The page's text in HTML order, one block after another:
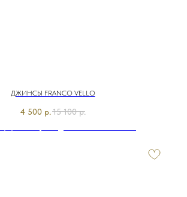
ДЖИНСЫ FRANCO VELLO
4 500 р.15 100 р.